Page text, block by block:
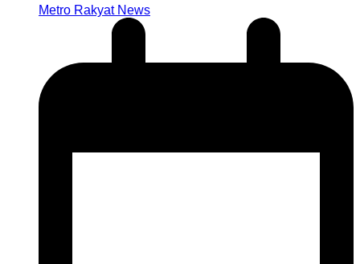
Metro Rakyat News